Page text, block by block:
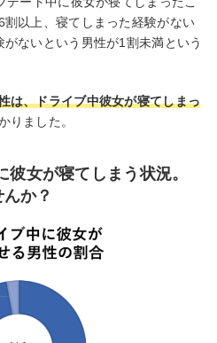
以上、寝てしまった経験がない
ないという男性が1割未満という
は、ドライブ中彼女が寝てしまっ
りました。
女が寝てしまう状況。
か？